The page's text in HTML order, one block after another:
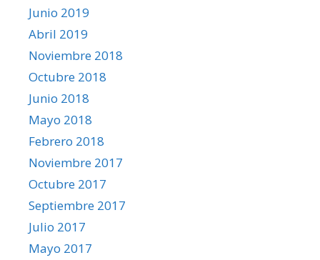
Junio 2019
Abril 2019
Noviembre 2018
Octubre 2018
Junio 2018
Mayo 2018
Febrero 2018
Noviembre 2017
Octubre 2017
Septiembre 2017
Julio 2017
Mayo 2017